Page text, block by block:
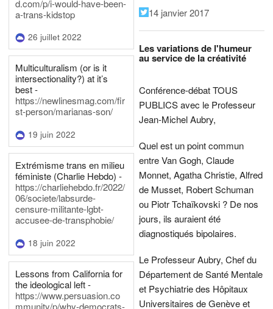
d.com/p/i-would-have-been-
a-trans-kidstop
26 juillet 2022
Multiculturalism (or is it
intersectionality?) at it’s
best -
https://newlinesmag.com/fir
st-person/marianas-son/
19 juin 2022
Extrémisme trans en milieu
féministe (Charlie Hebdo) -
https://charliehebdo.fr/2022/
06/societe/labsurde-
censure-militante-lgbt-
accusee-de-transphobie/
18 juin 2022
Lessons from California for
the ideological left -
https://www.persuasion.co
mmunity/p/why-democrats-
14 janvier 2017
Les variations de l'humeur
au service de la créativité
Conférence-débat TOUS
PUBLICS avec le Professeur
Jean-Michel Aubry,
Quel est un point commun
entre Van Gogh, Claude
Monnet, Agatha Christie, Alfred
de Musset, Robert Schuman
ou Piotr Tchaïkovski ? De nos
jours, ils auraient été
diagnostiqués bipolaires.
Le Professeur Aubry, Chef du
Département de Santé Mentale
et Psychiatrie des Hôpitaux
Universitaires de Genève et